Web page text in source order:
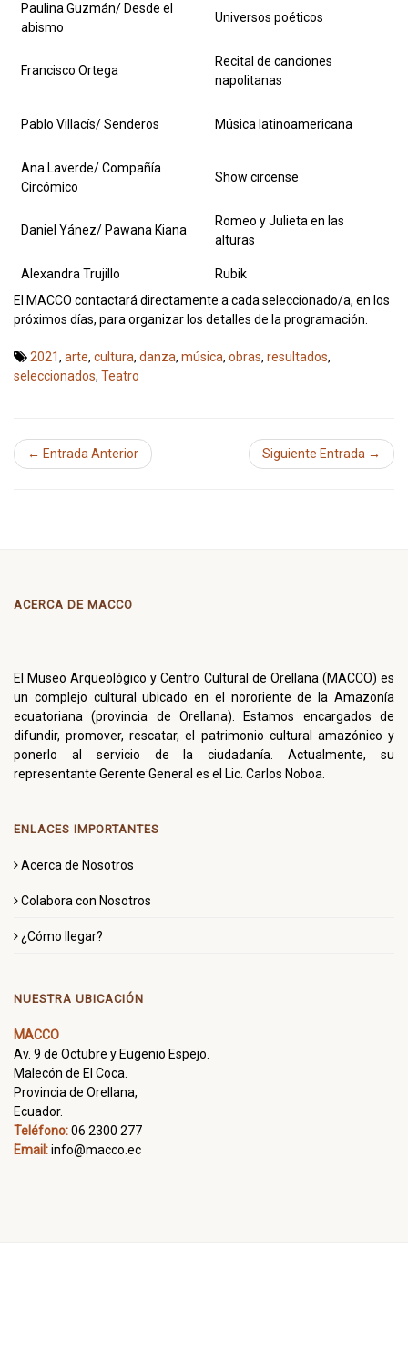
Paulina Guzmán/ Desde el
abismo
Universos poéticos
Francisco Ortega
Recital de canciones
napolitanas
Pablo Villacís/ Senderos Música latinoamericana
Ana Laverde/ Compañía
Circómico
Show circense
Daniel Yánez/ Pawana Kiana
Romeo y Julieta en las
alturas
Alexandra Trujillo
Rubik
El MACCO contactará directamente a cada seleccionado/a, en los
próximos días, para organizar los detalles de la programación.
2021, arte, cultura, danza, música, obras, resultados,
seleccionados, Teatro
← Entrada Anterior Siguiente Entrada →
ACERCA DE MACCO
El Museo Arqueológico y Centro Cultural de Orellana (MACCO) es
un complejo cultural ubicado en el nororiente de la Amazonía
ecuatoriana (provincia de Orellana). Estamos encargados de
difundir, promover, rescatar, el patrimonio cultural amazónico y
ponerlo al servicio de la ciudadanía. Actualmente, su
representante Gerente General es el Lic. Carlos Noboa.
ENLACES IMPORTANTES
Acerca de Nosotros
Colabora con Nosotros
¿Cómo llegar?
NUESTRA UBICACIÓN
MACCO
Av. 9 de Octubre y Eugenio Espejo.
Malecón de El Coca.
Provincia de Orellana,
Ecuador.
Teléfono:06 2300 277
Email:info@macco.ec